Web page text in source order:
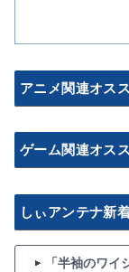
アニメ関連オス
ゲーム関連オス
しぃアンテナ新
「半袖のワ